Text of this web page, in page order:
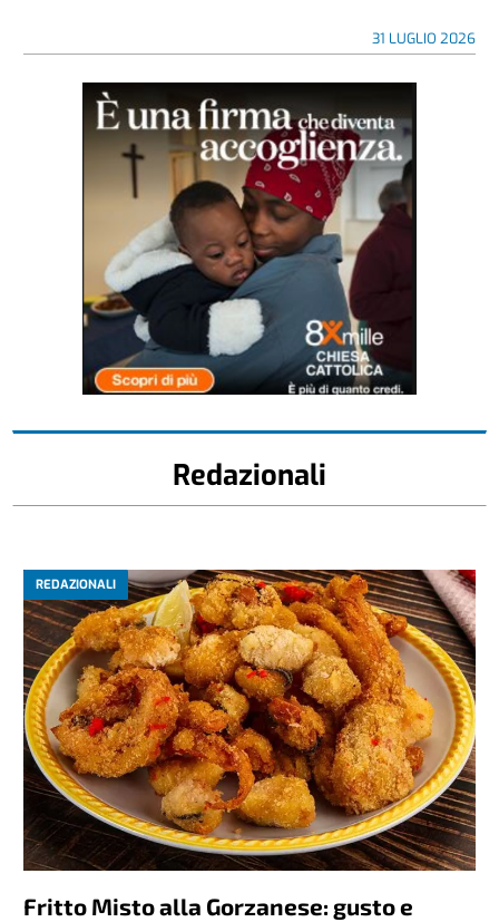
31 LUGLIO 2026
Redazionali
REDAZIONALI
Fritto Misto alla Gorzanese: gusto e